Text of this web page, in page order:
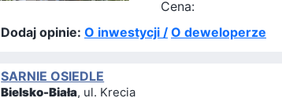
Cena:
Dodaj opinie: O inwestycji / O deweloperze
SARNIE OSIEDLE
Bielsko-Biała, ul. Krecia